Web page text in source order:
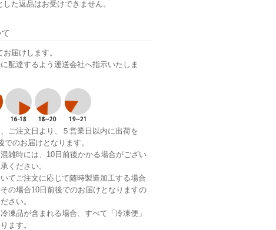
た返品はお受けできません。
届けします。
配達するよう運送会社へ指示いたしま
、ご注文日より、５営業日以内に出荷を
でのお届けとなります。
雑時には、10日前後かかる場合がござい
ください。
いてご注文に応じて随時製造加工する場合
の場合10日前後でのお届けとなりますの
さい。
凍品が含まれる場合、すべて「冷凍便」
ます。